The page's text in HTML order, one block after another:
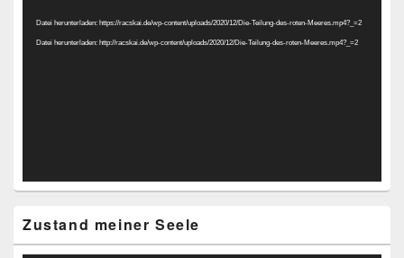
Datei herunterladen: https://racskai.de/wp-content/uploads/2020/12/Die-Teilung-des-roten-Meeres.mp4?_=2
Datei herunterladen: http://racskai.de/wp-content/uploads/2020/12/Die-Teilung-des-roten-Meeres.mp4?_=2
Zustand meiner Seele